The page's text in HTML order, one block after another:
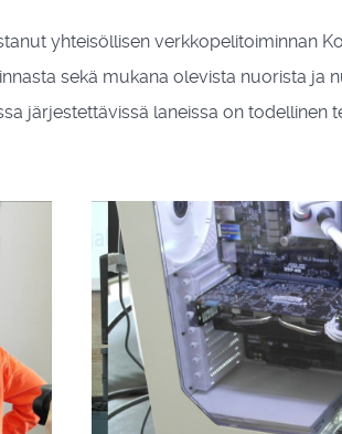
yhteisöllisen verkkopelitoiminnan
sekä mukana olevista nuorista ja
järjestettävissä laneissa on todellinen